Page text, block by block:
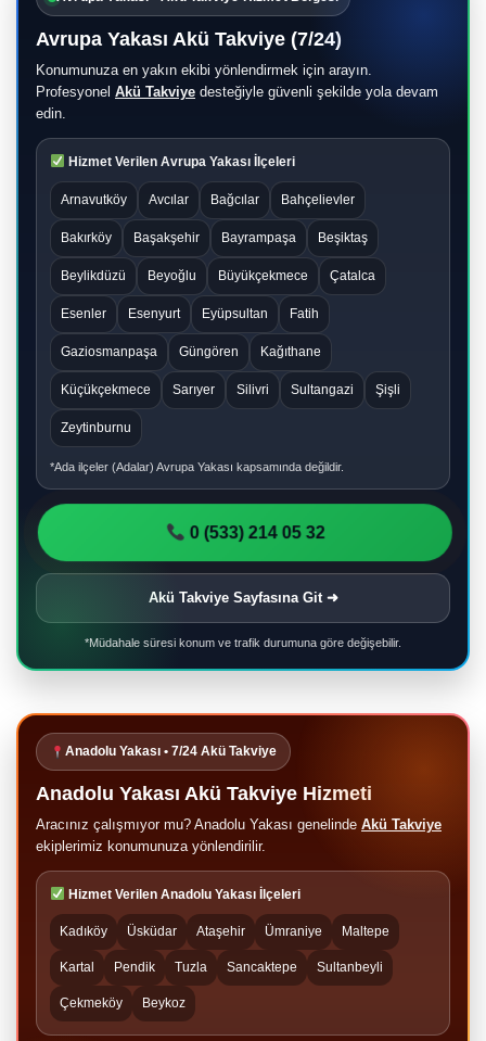
Avrupa Yakası Akü Takviye (7/24)
Konumunuza en yakın ekibi yönlendirmek için arayın.
Profesyonel Akü Takviye desteğiyle güvenli şekilde yola devam
edin.
Hizmet Verilen Avrupa Yakası İlçeleri
Arnavutköy Avcılar Bağcılar Bahçelievler
Bakırköy Başakşehir Bayrampaşa Beşiktaş
Beylikdüzü Beyoğlu Büyükçekmece Çatalca
Esenler Esenyurt Eyüpsultan Fatih
Gaziosmanpaşa Güngören Kağıthane
Küçükçekmece Sarıyer Silivri Sultangazi Şişli
Zeytinburnu
*Ada ilçeler (Adalar) Avrupa Yakası kapsamında değildir.
0 (533) 214 05 32
Akü Takviye Sayfasına Git ➜
*Müdahale süresi konum ve trafik durumuna göre değişebilir.
Anadolu Yakası • 7/24 Akü Takviye
Anadolu Yakası Akü Takviye Hizmeti
Aracınız çalışmıyor mu? Anadolu Yakası genelinde Akü Takviye
ekiplerimiz konumunuza yönlendirilir.
Hizmet Verilen Anadolu Yakası İlçeleri
Kadıköy Üsküdar Ataşehir Ümraniye Maltepe
Kartal Pendik Tuzla Sancaktepe Sultanbeyli
Çekmeköy Beykoz